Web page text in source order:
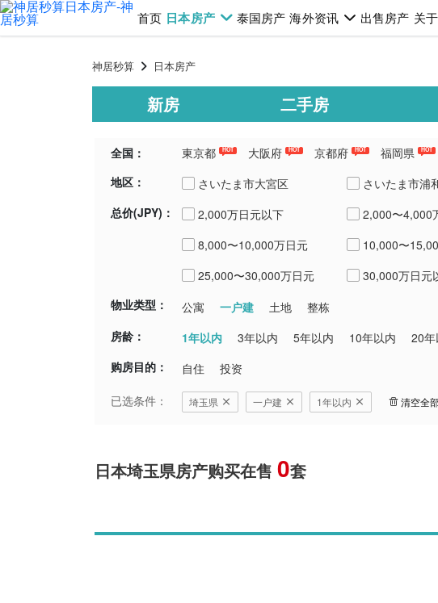
首页 日本房产 泰国房产 海外资讯 出售房产 关
神居秒算 日本房产
新房 二手房
全国： 東京都 HOT 大阪府 HOT 京都府 HOT 福岡県 HOT
千葉県
埼玉県 青森県 新潟県 愛知県
地区： さいたま市大宮区 さいたま市浦
所沢市
鴻巣市
入間市
八潮市
总价(JPY)：
2,000万日元以下 2,000〜4,000
8,000〜10,000万日元
10,000〜
25,000〜30,000万日元
30,000万日元
物业类型：
公寓 一户建 土地
整栋
房龄：
1年以内 3年以内 5年以内 10年以内 20年
购房目的：
自住
投资
已选条件：
埼玉県 一户建 1年以内 清空全
日本埼玉県房产购买在售 0套